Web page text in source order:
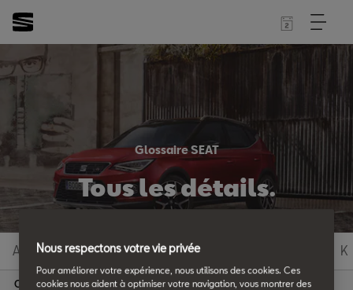
Glossaire SEAT
Tous les détails.
A B C D E F K
C
Nous respectons votre vie privée
Pour améliorer votre expérience, nous utilisons des cookies. Ces
cookies nous aident à optimiser votre navigation, vous montrer des